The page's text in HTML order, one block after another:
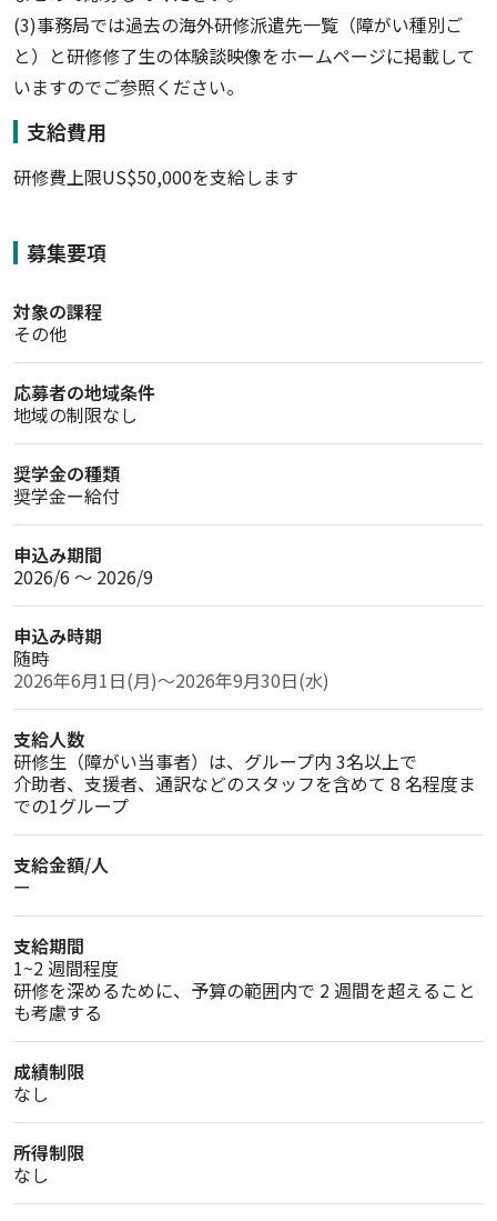
(3)事務局では過去の海外研修派遣先一覧（障がい種別ご
と）と研修修了生の体験談映像をホームページに掲載して
いますのでご参照ください。
支給費用
研修費上限US$50,000を支給します
募集要項
対象の課程
その他
応募者の地域条件
地域の制限なし
奨学金の種類
奨学金ー給付
申込み期間
2026/6 〜 2026/9
申込み時期
随時
2026年6月1日(月)～2026年9月30日(水)
支給人数
研修生（障がい当事者）は、グループ内 3名以上で
介助者、支援者、通訳などのスタッフを含めて 8 名程度ま
での1グループ
支給金額/人
ー
支給期間
1~2 週間程度
研修を深めるために、予算の範囲内で 2 週間を超えること
も考慮する
成績制限
なし
所得制限
なし